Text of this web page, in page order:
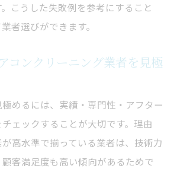
こうした失敗例を参考にすること
者選びができます。
コンクリーニング業者を見極
めるには、実績・専門性・アフター
ェックすることが大切です。理由
高水準で揃っている業者は、技術力
客満足度も高い傾向があるためで